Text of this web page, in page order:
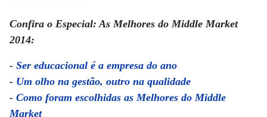
Confira o Especial: As Melhores do Middle Market
2014:
- Ser educacional é a empresa do ano
- Um olho na gestão, outro na qualidade
- Como foram escolhidas as Melhores do Middle
Market